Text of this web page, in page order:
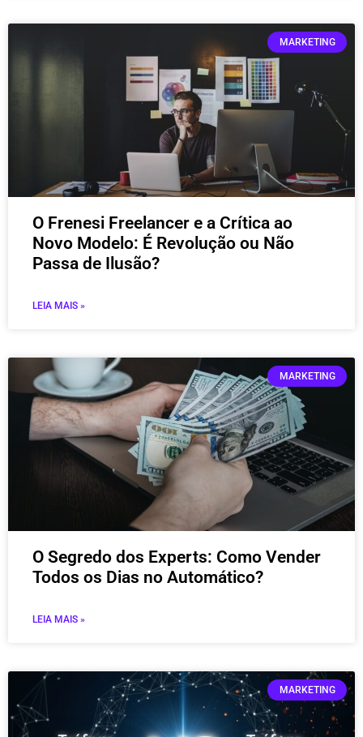
MARKETING
O Frenesi Freelancer e a Crítica ao
Novo Modelo: É Revolução ou Não
Passa de Ilusão?
LEIA MAIS »
MARKETING
O Segredo dos Experts: Como Vender
Todos os Dias no Automático?
LEIA MAIS »
MARKETING